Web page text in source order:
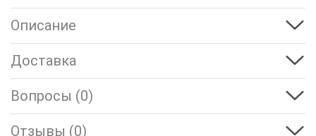
Описание
Доставка
Вопросы (0)
Отзывы (0)